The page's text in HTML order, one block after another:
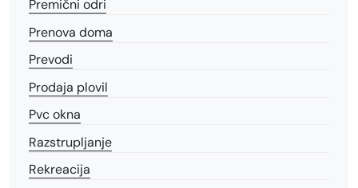
Premični odri
Prenova doma
Prevodi
Prodaja plovil
Pvc okna
Razstrupljanje
Rekreacija